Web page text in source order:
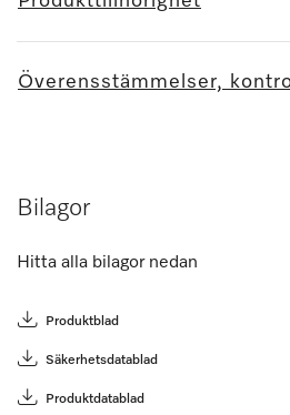
Överensstämmelser,
Bilagor
Hitta alla bilagor nedan
Produktblad
Säkerhetsdatablad
Produktdatablad